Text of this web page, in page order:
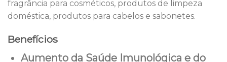
fragrância para cosméticos, produtos de limpeza
doméstica, produtos para cabelos e sabonetes.
Benefícios
Aumento da Saúde Imunológica e do